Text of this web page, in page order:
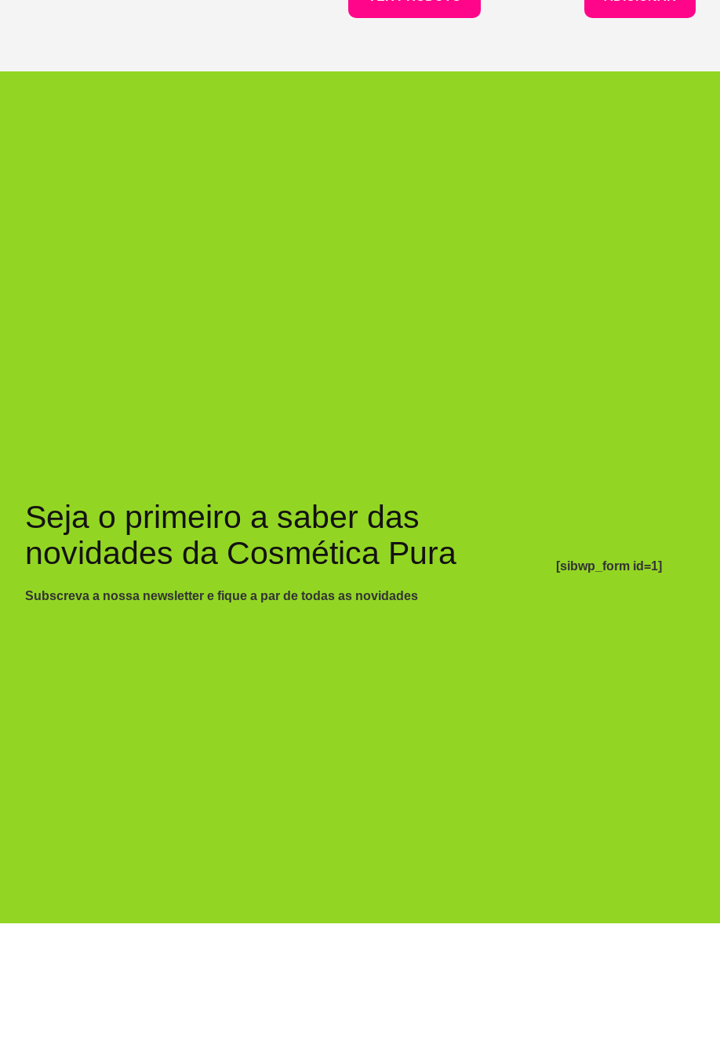
Seja o primeiro a saber das
novidades da Cosmética Pura
Subscreva a nossa newsletter e fique a par de todas as novidades
[sibwp_form id=1]